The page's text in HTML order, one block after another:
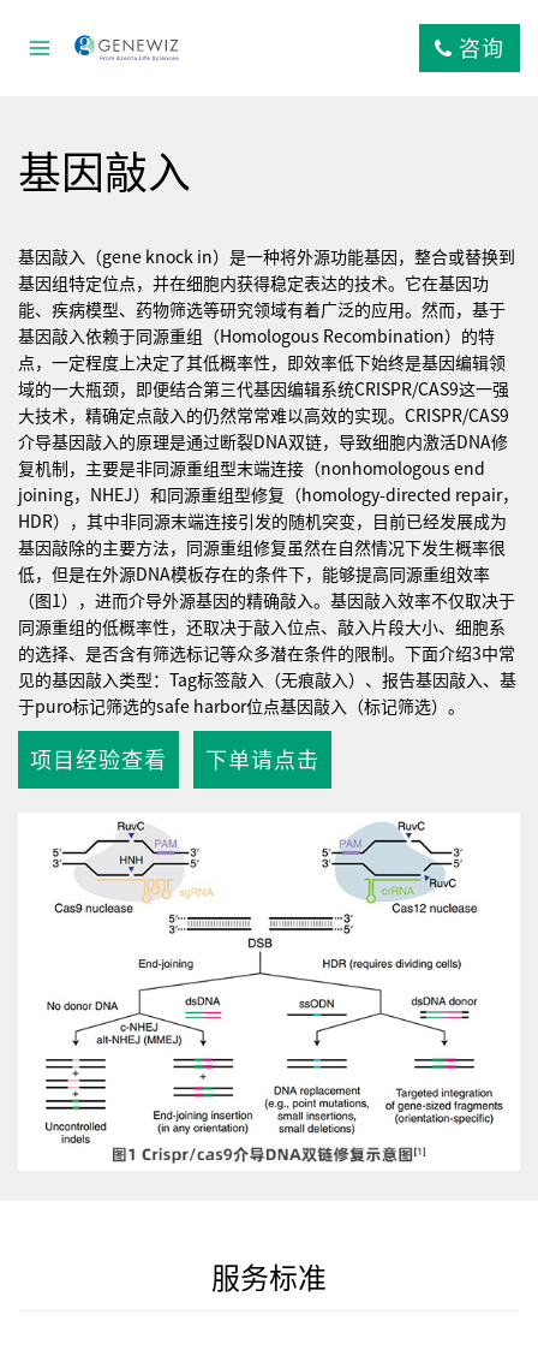
咨询
基因敲入
基因敲入（gene knock in）是一种将外源功能基因，整合或替换到
基因组特定位点，并在细胞内获得稳定表达的技术。它在基因功
能、疾病模型、药物筛选等研究领域有着广泛的应用。然而，基于
基因敲入依赖于同源重组（Homologous Recombination）的特
点，一定程度上决定了其低概率性，即效率低下始终是基因编辑领
域的一大瓶颈，即便结合第三代基因编辑系统CRISPR/CAS9这一强
大技术，精确定点敲入的仍然常常难以高效的实现。CRISPR/CAS9
介导基因敲入的原理是通过断裂DNA双链，导致细胞内激活DNA修
复机制，主要是非同源重组型末端连接（nonhomologous end
joining，NHEJ）和同源重组型修复（homology-directed repair，
HDR），其中非同源末端连接引发的随机突变，目前已经发展成为
基因敲除的主要方法，同源重组修复虽然在自然情况下发生概率很
低，但是在外源DNA模板存在的条件下，能够提高同源重组效率
（图1），进而介导外源基因的精确敲入。基因敲入效率不仅取决于
同源重组的低概率性，还取决于敲入位点、敲入片段大小、细胞系
的选择、是否含有筛选标记等众多潜在条件的限制。下面介绍3中常
见的基因敲入类型：Tag标签敲入（无痕敲入）、报告基因敲入、基
于puro标记筛选的safe harbor位点基因敲入（标记筛选）。
项目经验查看 下单请点击
服务标准